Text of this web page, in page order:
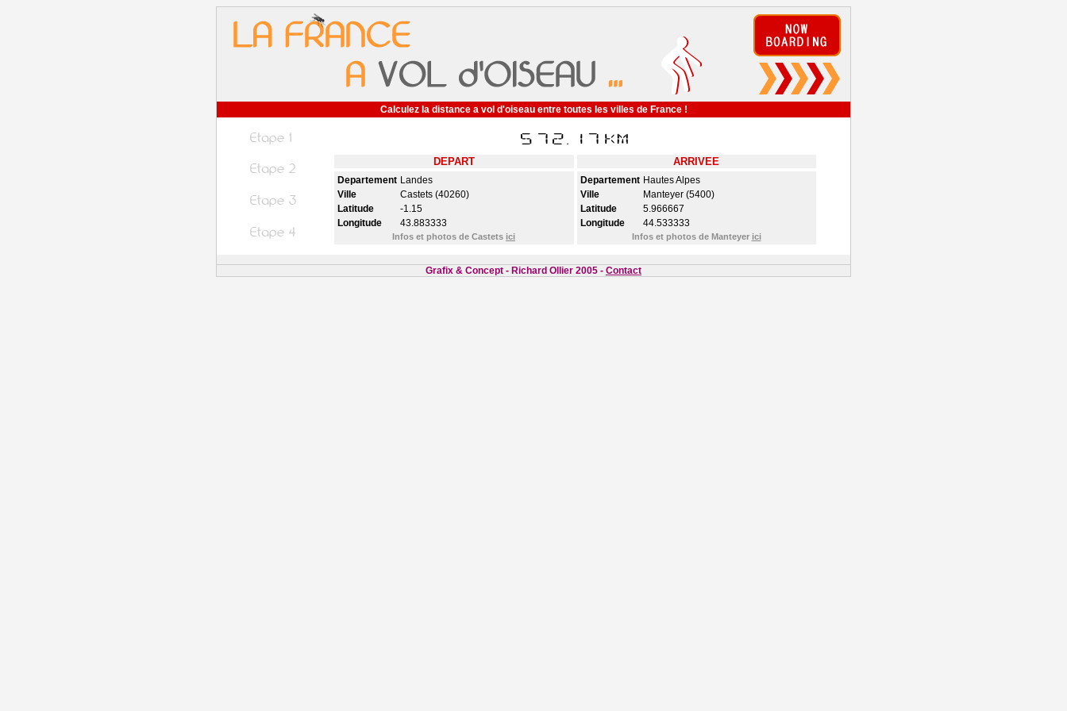
Calculez la distance a vol d'oiseau entre toutes les villes de France !
DEPART ARRIVEE
Departement Landes
Ville
Castets (40260)
Latitude
-1.15
Longitude
43.883333
Infos et photos de Castets ici
Departement Hautes Alpes
Ville
Manteyer (5400)
Latitude
5.966667
Longitude
44.533333
Infos et photos de Manteyer ici
Grafix & Concept - Richard Ollier 2005 - Contact